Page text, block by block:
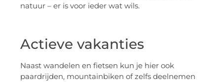
natuur – er is voor ieder wat wils.
Actieve vakanties
Naast wandelen en fietsen kun je hier ook
paardrijden, mountainbiken of zelfs deelnemen